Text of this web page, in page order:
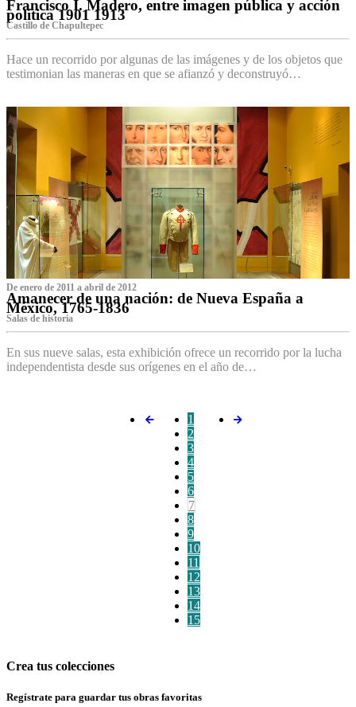
Francisco I. Madero, entre imagen pública y acción
política 1901 1913
Castillo de Chapultepec
Hace un recorrido por algunas de las imágenes y de los objetos que
testimonian las maneras en que se afianzó y deconstruyó…
De enero de 2011 a abril de 2012
Amanecer de una nación: de Nueva España a
México, 1765-1836
Salas de historia
En sus nueve salas, esta exhibición ofrece un recorrido por la lucha
independentista desde sus orígenes en el año de…
1
2
3
4
5
6
7
8
9
10
11
12
13
14
15
Crea tus colecciones
Regístrate para guardar tus obras favoritas